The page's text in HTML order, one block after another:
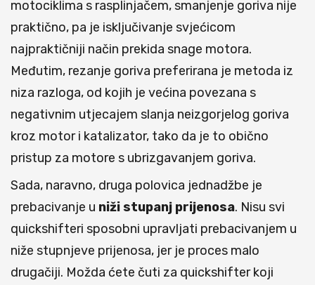
motociklima s rasplinjačem, smanjenje goriva nije
praktično, pa je isključivanje svjećicom
najpraktičniji način prekida snage motora.
Međutim, rezanje goriva preferirana je metoda iz
niza razloga, od kojih je većina povezana s
negativnim utjecajem slanja neizgorjelog goriva
kroz motor i katalizator, tako da je to obično
pristup za motore s ubrizgavanjem goriva.
Sada, naravno, druga polovica jednadžbe je
prebacivanje u niži stupanj prijenosa. Nisu svi
quickshifteri sposobni upravljati prebacivanjem u
niže stupnjeve prijenosa, jer je proces malo
drugačiji. Možda ćete čuti za quickshifter koji